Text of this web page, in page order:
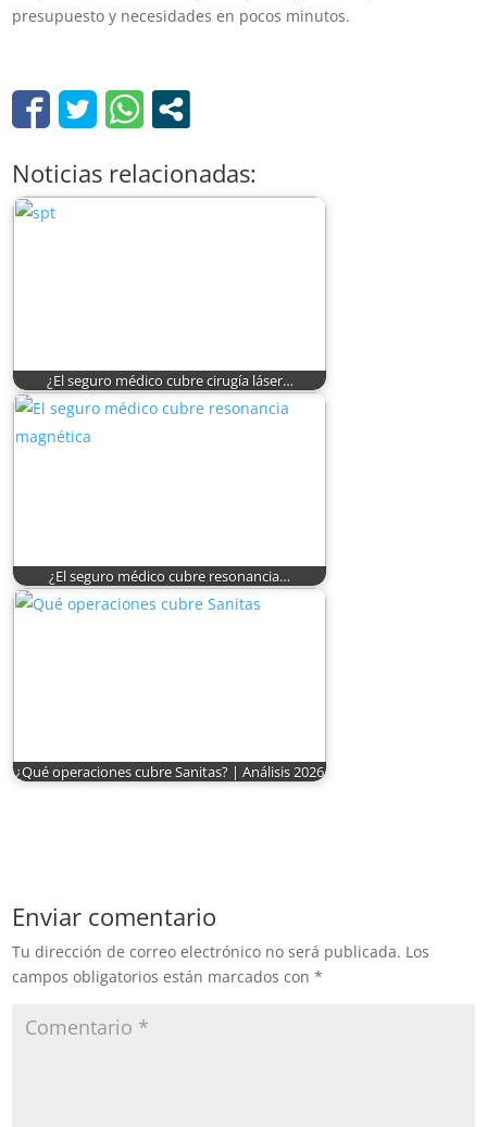
presupuesto y necesidades en pocos minutos.
Noticias relacionadas:
¿El seguro médico cubre cirugía láser…
¿El seguro médico cubre resonancia…
¿Qué operaciones cubre Sanitas? | Análisis 2026
Enviar comentario
Tu dirección de correo electrónico no será publicada. Los
campos obligatorios están marcados con*